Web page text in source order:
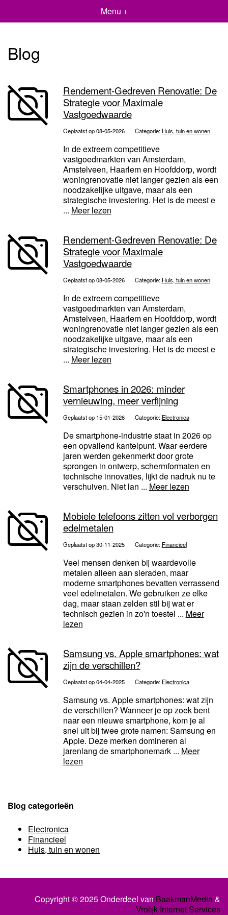
Menu +
Blog
Rendement-Gedreven Renovatie: De
Strategie voor Maximale
Vastgoedwaarde
Geplaatst op 08-05-2026 Categorie: Huis, tuin en wonen
In de extreem competitieve
vastgoedmarkten van Amsterdam,
Amstelveen, Haarlem en Hoofddorp, wordt
woningrenovatie niet langer gezien als een
noodzakelijke uitgave, maar als een
strategische investering. Het is de meest e
... Meer lezen
Rendement-Gedreven Renovatie: De
Strategie voor Maximale
Vastgoedwaarde
Geplaatst op 08-05-2026 Categorie: Huis, tuin en wonen
In de extreem competitieve
vastgoedmarkten van Amsterdam,
Amstelveen, Haarlem en Hoofddorp, wordt
woningrenovatie niet langer gezien als een
noodzakelijke uitgave, maar als een
strategische investering. Het is de meest e
... Meer lezen
Smartphones in 2026: minder
vernieuwing, meer verfijning
Geplaatst op 15-01-2026 Categorie: Electronica
De smartphone-industrie staat in 2026 op
een opvallend kantelpunt. Waar eerdere
jaren werden gekenmerkt door grote
sprongen in ontwerp, schermformaten en
technische innovaties, lijkt de nadruk nu te
verschuiven. Niet lan ... Meer lezen
Mobiele telefoons zitten vol verborgen
edelmetalen
Geplaatst op 30-11-2025 Categorie: Financieel
Veel mensen denken bij waardevolle
metalen alleen aan sieraden, maar
moderne smartphones bevatten verrassend
veel edelmetalen. We gebruiken ze elke
dag, maar staan zelden stil bij wat er
technisch gezien in zo'n toestel ... Meer
lezen
Samsung vs. Apple smartphones: wat
zijn de verschillen?
Geplaatst op 04-04-2025 Categorie: Electronica
Samsung vs. Apple smartphones: wat zijn
de verschillen? Wanneer je op zoek bent
naar een nieuwe smartphone, kom je al
snel uit bij twee grote namen: Samsung en
Apple. Deze merken domineren al
jarenlang de smartphonemark ... Meer
lezen
Blog categorieën
Electronica
Financieel
Huis, tuin en wonen
Copyright © 2025 Onderdeel van BaakmanMedia&
Vrolijk Internet Services